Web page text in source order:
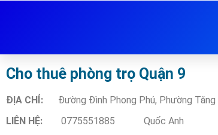
Cho thuê phòng trọ Quận 9
ĐỊA CHỈ:
Đường Đình Phong Phú, Phường Tăng
LIÊN HỆ:
0775551885
Quốc Anh